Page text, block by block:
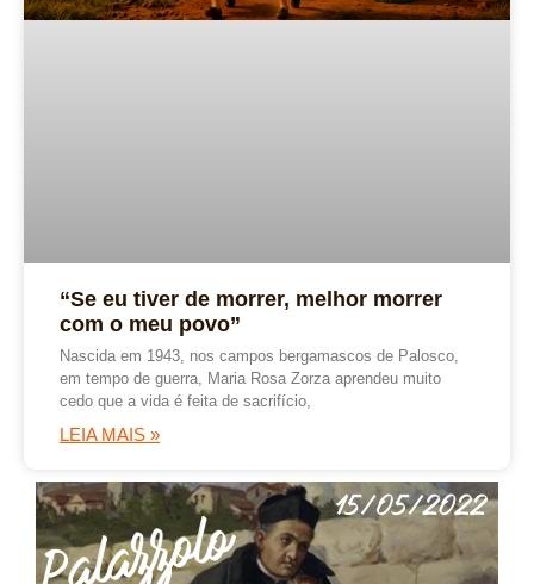
“Se eu tiver de morrer, melhor morrer
com o meu povo”
Nascida em 1943, nos campos bergamascos de Palosco,
em tempo de guerra, Maria Rosa Zorza aprendeu muito
cedo que a vida é feita de sacrifício,
LEIA MAIS »